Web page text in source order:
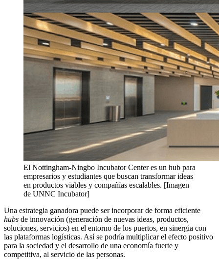
El Nottingham-Ningbo Incubator Center es un hub para
empresarios y estudiantes que buscan transformar ideas
en productos viables y compañías escalables. [Imagen
de UNNC Incubator]
Una estrategia ganadora puede ser incorporar de forma eficiente
hubs de innovación (generación de nuevas ideas, productos,
soluciones, servicios) en el entorno de los puertos, en sinergia con
las plataformas logísticas. Así se podría multiplicar el efecto positivo
para la sociedad y el desarrollo de una economía fuerte y
competitiva, al servicio de las personas.